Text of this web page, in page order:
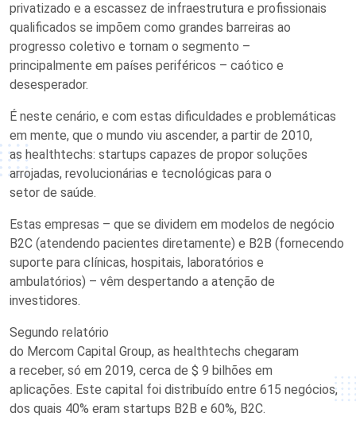
privatizado e a escassez de infraestrutura e profissionais
qualificados se impõem como grandes barreiras ao
progresso coletivo e tornam o segmento –
principalmente em países periféricos – caótico e
desesperador.
É neste cenário, e com estas dificuldades e problemáticas
em mente, que o mundo viu ascender, a partir de 2010,
as healthtechs: startups capazes de propor soluções
arrojadas, revolucionárias e tecnológicas para o
setor de saúde.
Estas empresas – que se dividem em modelos de negócio
B2C (atendendo pacientes diretamente) e B2B (fornecendo
suporte para clínicas, hospitais, laboratórios e
ambulatórios) – vêm despertando a atenção de
investidores.
Segundo relatório
do Mercom Capital Group, as healthtechs chegaram
a receber, só em 2019, cerca de $ 9 bilhões em
aplicações. Este capital foi distribuído entre 615 negócios,
dos quais 40% eram startups B2B e 60%, B2C.